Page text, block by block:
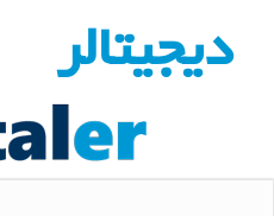
دیجیتالر